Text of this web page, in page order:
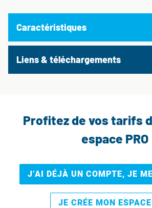
Caractéristiques
Liens & téléchargements
Profitez de vos tarifs
espace PRO
J’AI DÉJÀ UN COMPTE, JE
JE CRÉE MON